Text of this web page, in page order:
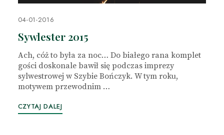
04-01-2016
Sywlester 2015
Ach, cóż to była za noc… Do białego rana komplet
gości doskonale bawił się podczas imprezy
sylwestrowej w Szybie Bończyk. W tym roku,
motywem przewodnim …
CZYTAJ DALEJ